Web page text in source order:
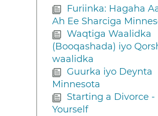
Furiinka: Hagaha
Ah Ee Sharciga
Waqtiga Waalidka
(Booqashada) iyo
waalidka
Guurka iyo Deynta
Minnesota
Starting a Divorce -
Yourself